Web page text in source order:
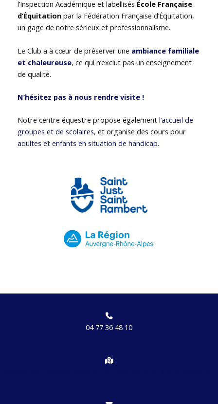
l’Inspection Académique et labellisés École Française
d’Équitation par la Fédération Française d’Équitation,
un gage de notre sérieux et professionnalisme.
Le Club a à cœur de préserver une ambiance familiale
et chaleureuse, ce qui n’exclut pas un enseignement
de qualité.
N’hésitez pas à nous rendre visite !
Notre centre équestre propose égalementl’accueil de
groupes et de scolaires, et organise des cours pour
adultes et enfants en situation de handicap.
04 77 36 48 10